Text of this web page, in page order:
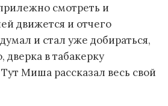
смотреть и
движется и отчего
и стал уже добираться,
дверка в табакерку
Миша рассказал весь свой